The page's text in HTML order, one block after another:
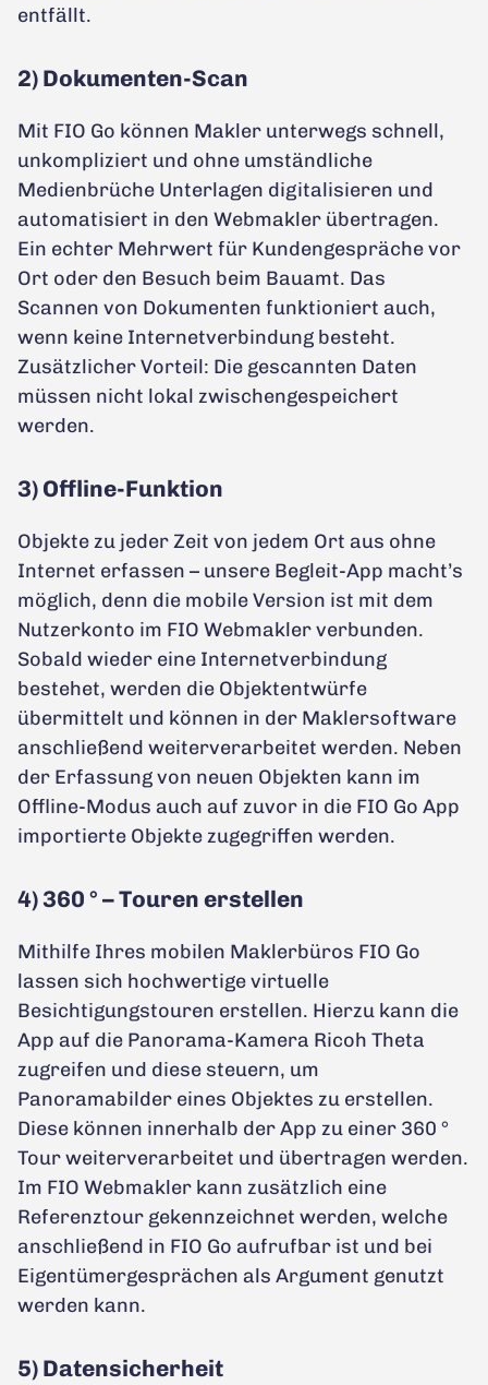
entfällt.
2) Dokumenten-Scan
Mit FIO Go können Makler unterwegs schnell,
unkompliziert und ohne umständliche
Medienbrüche Unterlagen digitalisieren und
automatisiert in den Webmakler übertragen.
Ein echter Mehrwert für Kundengespräche vor
Ort oder den Besuch beim Bauamt. Das
Scannen von Dokumenten funktioniert auch,
wenn keine Internetverbindung besteht.
Zusätzlicher Vorteil: Die gescannten Daten
müssen nicht lokal zwischengespeichert
werden.
3) Offline-Funktion
Objekte zu jeder Zeit von jedem Ort aus ohne
Internet erfassen – unsere Begleit-App macht’s
möglich, denn die mobile Version ist mit dem
Nutzerkonto im FIO Webmakler verbunden.
Sobald wieder eine Internetverbindung
bestehet, werden die Objektentwürfe
übermittelt und können in der Maklersoftware
anschließend weiterverarbeitet werden. Neben
der Erfassung von neuen Objekten kann im
Offline-Modus auch auf zuvor in die FIO Go App
importierte Objekte zugegriffen werden.
4) 360 ° – Touren erstellen
Mithilfe Ihres mobilen Maklerbüros FIO Go
lassen sich hochwertige virtuelle
Besichtigungstouren erstellen. Hierzu kann die
App auf die Panorama-Kamera Ricoh Theta
zugreifen und diese steuern, um
Panoramabilder eines Objektes zu erstellen.
Diese können innerhalb der App zu einer 360 °
Tour weiterverarbeitet und übertragen werden.
Im FIO Webmakler kann zusätzlich eine
Referenztour gekennzeichnet werden, welche
anschließend in FIO Go aufrufbar ist und bei
Eigentümergesprächen als Argument genutzt
werden kann.
5) Datensicherheit